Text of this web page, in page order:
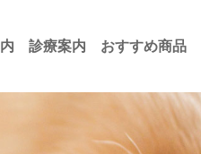
診療案内 おすすめ商品